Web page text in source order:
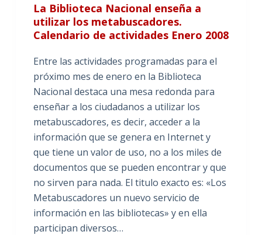
La Biblioteca Nacional enseña a
utilizar los metabuscadores.
Calendario de actividades Enero 2008
Entre las actividades programadas para el
próximo mes de enero en la Biblioteca
Nacional destaca una mesa redonda para
enseñar a los ciudadanos a utilizar los
metabuscadores, es decir, acceder a la
información que se genera en Internet y
que tiene un valor de uso, no a los miles de
documentos que se pueden encontrar y que
no sirven para nada. El titulo exacto es: «Los
Metabuscadores un nuevo servicio de
información en las bibliotecas» y en ella
participan diversos…